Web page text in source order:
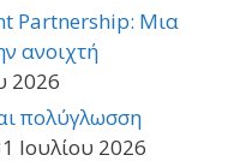
Partnership: Μια
ανοιχτή
2026
πολύγλωσση
Ιουλίου 2026